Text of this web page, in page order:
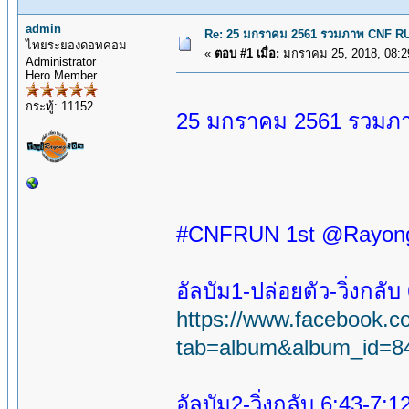
admin
ไทยระยองดอทคอม
Administrator
Hero Member
กระทู้: 11152
Re: 25 มกราคม 2561 รวมภาพ CNF
« ตอบ #1 เมื่อ: มกราคม 25, 2018,
25 มกราคม 2561 รวมภ
#CNFRUN 1st
อัลบัม1-ปล่อยตัว-วิ่งกลับ
https://
อัลบัม2-วิ่งกลับ 6:43-